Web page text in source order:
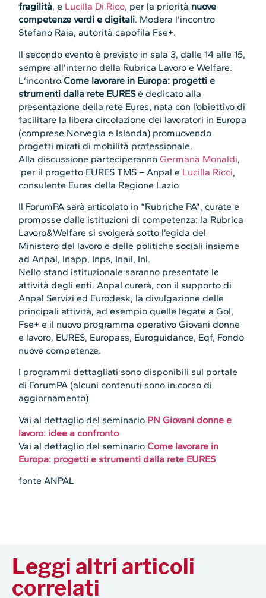
fragilità, e Lucilla Di Rico, per la priorità nuove
competenze verdi e digitali. Modera l’incontro
Stefano Raia, autorità capofila Fse+.
Il secondo evento è previsto in sala 3, dalle 14 alle 15,
sempre all’interno della Rubrica Lavoro e Welfare.
L’incontroCome lavorare in Europa: progetti e
strumenti dalla rete EURESè dedicato alla
presentazione della rete Eures, nata con l’obiettivo di
facilitare la libera circolazione dei lavoratori in Europa
(comprese Norvegia e Islanda) promuovendo
progetti mirati di mobilità professionale.
Alla discussione parteciperannoGermana Monaldi,
per il progetto EURES TMS – Anpal e Lucilla Ricci,
consulente Eures della Regione Lazio.
Il ForumPA sarà articolato in “Rubriche PA”, curate e
promosse dalle istituzioni di competenza: la Rubrica
Lavoro&Welfare si svolgerà sotto l’egida del
Ministero del lavoro e delle politiche sociali insieme
ad Anpal, Inapp, Inps, Inail, Inl.
Nello stand istituzionale saranno presentate le
attività degli enti. Anpal curerà, con il supporto di
Anpal Servizi ed Eurodesk, la divulgazione delle
principali attività, ad esempio quelle legate a Gol,
Fse+ e il nuovo programma operativo Giovani donne
e lavoro, EURES, Europass, Euroguidance, Eqf, Fondo
nuove competenze.
I programmi dettagliati sono disponibili sul portale
di ForumPA (alcuni contenuti sono in corso di
aggiornamento)
Vai al dettaglio del seminario PN Giovani donne e
lavoro: idee a confronto
Vai al dettaglio del seminarioCome lavorare in
Europa: progetti e strumenti dalla rete EURES
fonte ANPAL
Leggi altri articoli
correlati